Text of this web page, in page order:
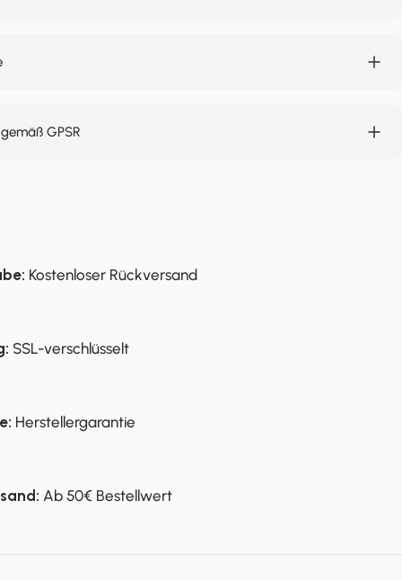
GPSR
Kostenloser Rückversand
SSL-verschlüsselt
Herstellergarantie
Ab 50€ Bestellwert